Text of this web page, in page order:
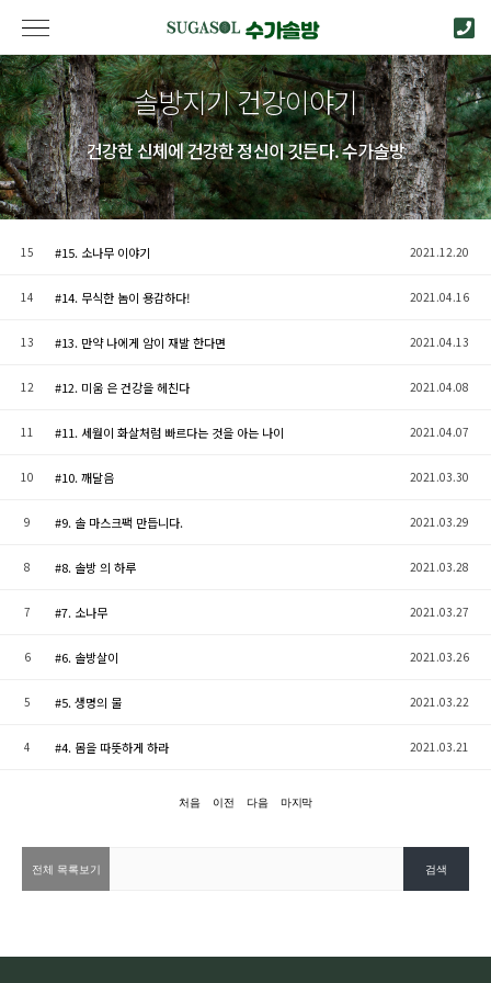
솔방지기 건강이야기
건강한 신체에 건강한 정신이 깃든다. 수가솔방
15 #15. 소나무 이야기 2021.12.20
14 #14. 무식한 놈이 용감하다! 2021.04.16
13 #13. 만약 나에게 암이 재발 한다면 2021.04.13
12 #12. 미움 은 건강을 헤친다 2021.04.08
11 #11. 세월이 화살처럼 빠르다는 것을 아는 나이 2021.04.07
10 #10. 깨달음 2021.03.30
9 #9. 솔 마스크팩 만듭니다. 2021.03.29
8 #8. 솔방 의 하루 2021.03.28
7 #7. 소나무 2021.03.27
6 #6. 솔방살이 2021.03.26
5 #5. 생명의 물 2021.03.22
4 #4. 몸을 따뜻하게 하라 2021.03.21
처음 이전 다음 마지막